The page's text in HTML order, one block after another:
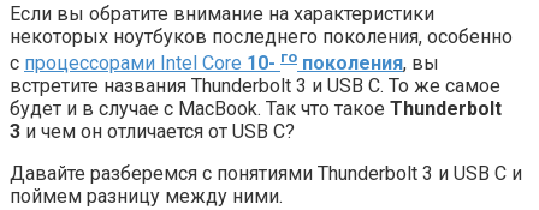
Если вы обратите внимание на характеристики
некоторых ноутбуков последнего поколения, особенно
с процессорами Intel Core 10- го поколения, вы
встретите названия Thunderbolt 3 и USB C. То же самое
будет и в случае с MacBook. Так что такое Thunderbolt
3 и чем он отличается от USB C?
Давайте разберемся с понятиями Thunderbolt 3 и USB C и
поймем разницу между ними.